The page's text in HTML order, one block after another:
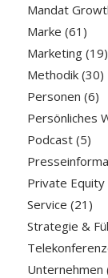
Mandat
Marke (61)
Marketing(19)
Methodik(30)
Personen (6)
Persönliches
Podcast(5)
Private Equity
Service (21)
Strategie &
Unternehmen